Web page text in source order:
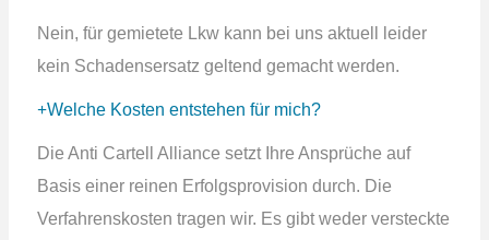
Nein, für gemietete Lkw kann bei uns aktuell leider
kein Schadensersatz geltend gemacht werden.
Welche Kosten entstehen für mich?
Die Anti Cartell Alliance setzt Ihre Ansprüche auf
Basis einer reinen Erfolgsprovision durch. Die
Verfahrenskosten tragen wir. Es gibt weder versteckte